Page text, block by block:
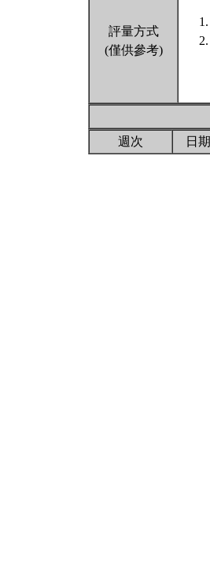
評量方式
(僅供參考)
週次 日期